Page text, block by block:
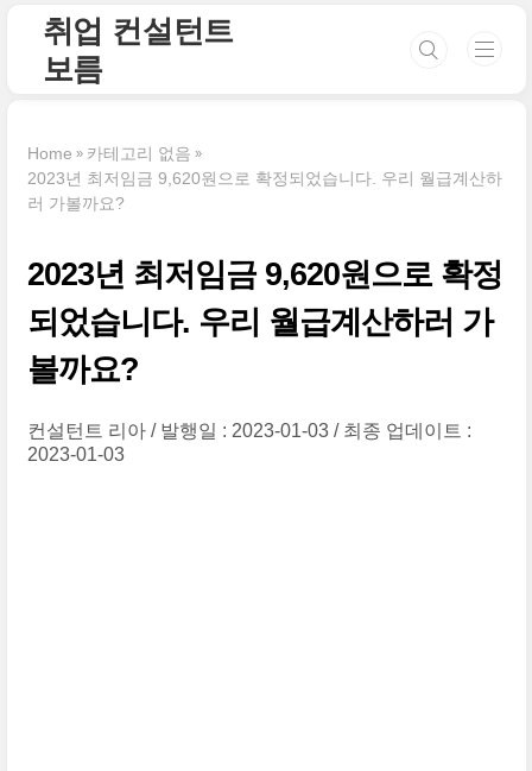
취업 컨설턴트
보름
Home
카테고리 없음
2023년 최저임금 9,620원으로 확정되었습니다. 우리 월급계산하
러 가볼까요?
2023년 최저임금 9,620원으로 확정
되었습니다. 우리 월급계산하러 가
볼까요?
컨설턴트 리아 발행일 : 2023-01-03
최종 업데이트 :
2023-01-03